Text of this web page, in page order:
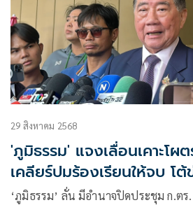
29 สิงหาคม 2568
'ภูมิธรรม' แจงเลื่อนเคาะโผ
เคลียร์ปมร้องเรียนให้จบ โต้
สาระ
‘ภูมิธรรม’ ลั่น มีอำนาจปิดประชุม ก.ต